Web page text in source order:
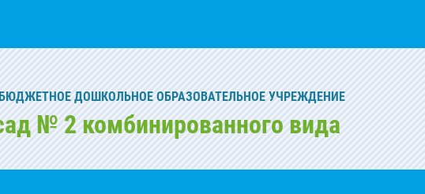
ДОШКОЛЬНОЕ ОБРАЗОВАТЕЛЬНОЕ УЧРЕЖДЕНИЕ
№ 2 комбинированного вида